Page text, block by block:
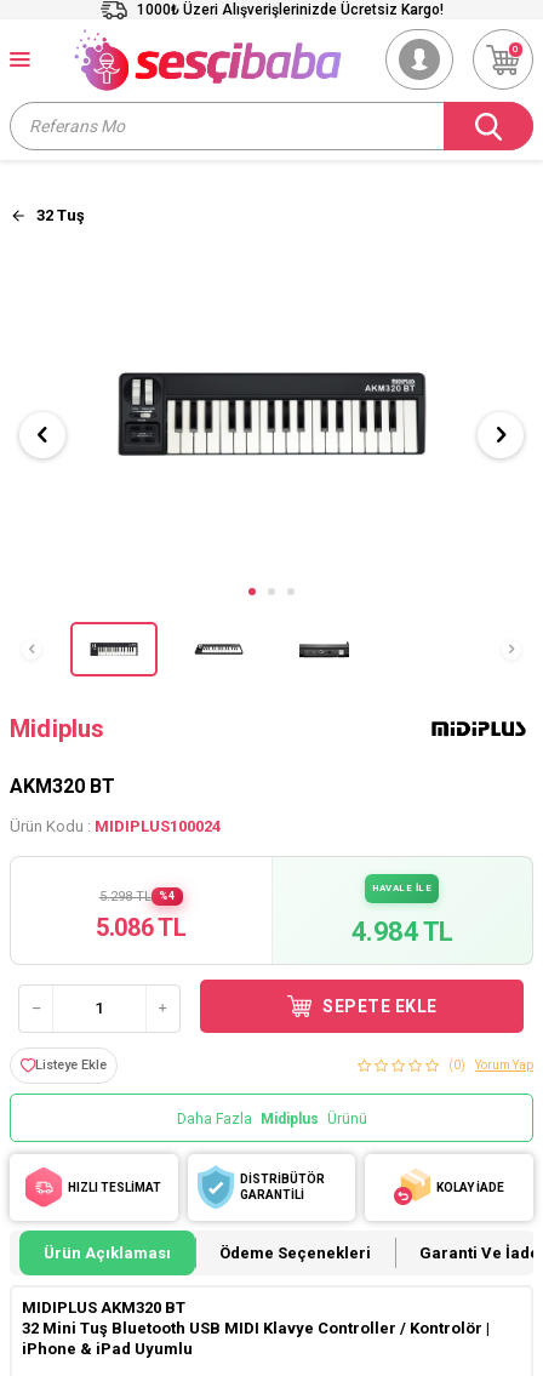
1000₺ Üzeri Alışverişlerinizde Ücretsiz Kargo!
0
32 Tuş
Midiplus
AKM320 BT
Ürün Kodu : MIDIPLUS100024
5.298 TL %4
5.086 TL
HAVALE İLE
4.984 TL
SEPETE EKLE
Listeye Ekle (0) Yorum Yap
Daha Fazla Midiplus Ürünü
HIZLI TESLİMAT
DİSTRİBÜTÖR
GARANTİLİ
KOLAY İADE
Ürün Açıklaması Ödeme Seçenekleri Garanti Ve İade
MIDIPLUS AKM320 BT
32 Mini Tuş Bluetooth USB MIDI Klavye Controller / Kontrolör |
iPhone & iPad Uyumlu